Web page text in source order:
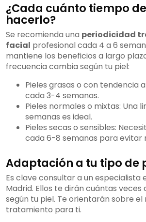
¿Cada cuánto tiempo
hacerlo?
Se recomienda una periodicidad
facial profesional cada 4 a 6
mantiene los beneficios a largo
frecuencia cambia según tu piel:
Pieles grasas o con tendencia
cada 3-4 semanas.
Pieles normales o mixtas: Una
semanas es ideal.
Pieles secas o sensibles:
cada 6-8 semanas para evitar
Adaptación a tu tipo de
Es clave consultar a un especialista
Madrid. Ellos te dirán cuántas
según tu piel. Te orientarán sobre el
tratamiento para ti.